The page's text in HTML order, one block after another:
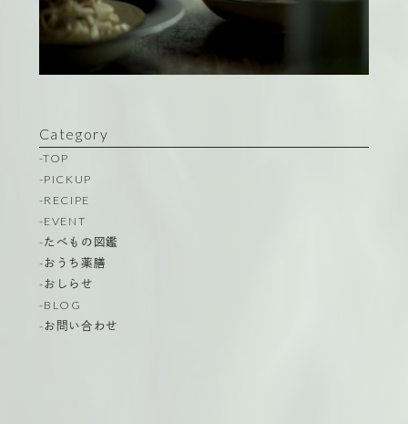
Category
-TOP
-PICKUP
-RECIPE
-EVENT
-たべもの図鑑
-おうち薬膳
-おしらせ
-BLOG
-お問い合わせ